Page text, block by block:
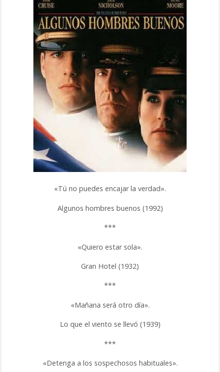
«Tú no puedes encajar la verdad».
Algunos hombres buenos (1992)
***
«Quiero estar sola».
Gran Hotel (1932)
***
«Mañana será otro día».
Lo que el viento se llevó (1939)
***
«Detenga a los sospechosos habituales».